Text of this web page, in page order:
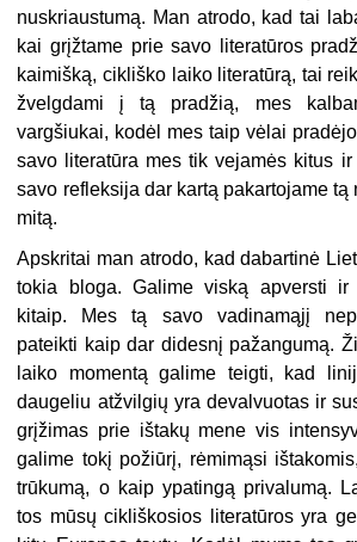
nuskriaustumą. Man atrodo, kad tai
kai grįžtame prie savo literatūros
kaimišką, cikliško laiko literatūrą, tai
žvelgdami į tą pradžią, mes
vargšiukai, kodėl mes taip vėlai
savo literatūra mes tik vejamės kitus
savo refleksija dar kartą pakartojame tą
mitą.
Apskritai man atrodo, kad dabartinė
tokia bloga. Galime viską apversti
kitaip. Mes tą savo vadinamąjį
pateikti kaip dar didesnį pažangumą.
laiko momentą galime teigti, kad
daugeliu atžvilgių yra devalvuotas ir
grįžimas prie ištakų mene vis
galime tokį požiūrį, rėmimąsi
trūkumą, o kaip ypatingą privalumą.
tos mūsų cikliškosios literatūros yra